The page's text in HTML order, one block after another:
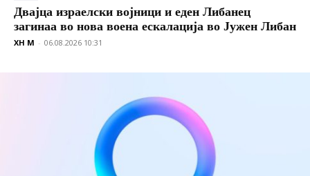
Двајца израелски војници и еден Либанец
загинаа во нова воена ескалација во Јужен Либан
XH M - 06.08.2026 10:31